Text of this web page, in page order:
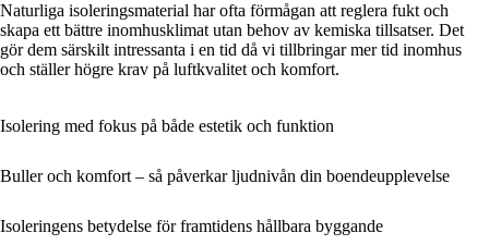
Naturliga isoleringsmaterial har ofta förmågan att reglera fukt och
skapa ett bättre inomhusklimat utan behov av kemiska tillsatser. Det
gör dem särskilt intressanta i en tid då vi tillbringar mer tid inomhus
och ställer högre krav på luftkvalitet och komfort.
Isolering med fokus på både estetik och funktion
Buller och komfort – så påverkar ljudnivån din boendeupplevelse
Isoleringens betydelse för framtidens hållbara byggande